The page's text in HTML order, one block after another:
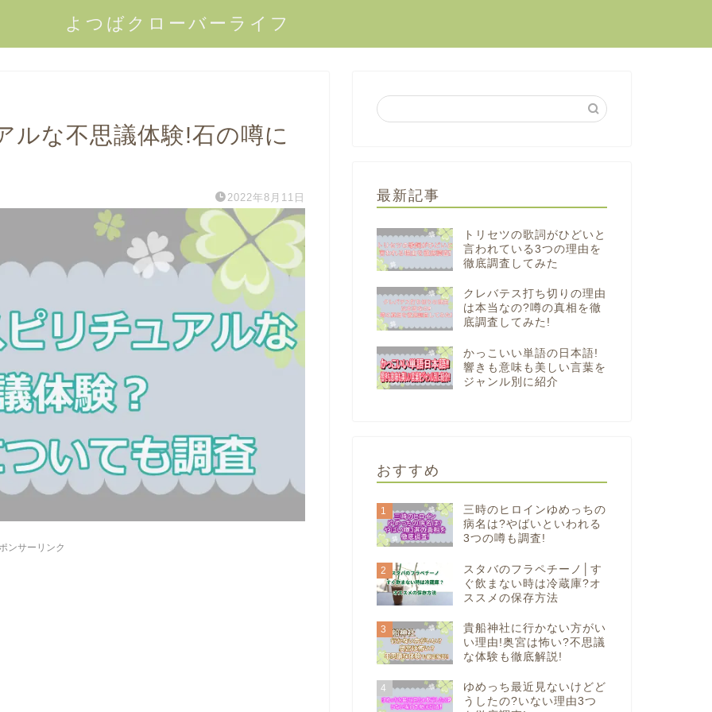
よつばクローバーライフ
ルな不思議体験!石の噂に
2022年8月11日
ンサーリンク
最新記事
トリセツの歌詞がひどいと
言われている3つの理由を
徹底調査してみた
クレバテス打ち切りの理由
は本当なの?噂の真相を徹
底調査してみた!
かっこいい単語の日本語!
響きも意味も美しい言葉を
ジャンル別に紹介
おすすめ
1
三時のヒロインゆめっちの
病名は?やばいといわれる
3つの噂も調査!
2
スタバのフラペチーノ│す
ぐ飲まない時は冷蔵庫?オ
ススメの保存方法
3
貴船神社に行かない方がい
い理由!奥宮は怖い?不思議
な体験も徹底解説!
4
ゆめっち最近見ないけどど
うしたの?いない理由3つ